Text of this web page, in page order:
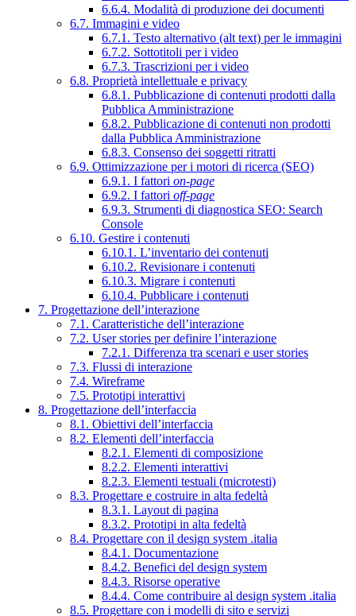
6.6.4. Modalità di produzione dei documenti
6.7. Immagini e video
6.7.1. Testo alternativo (alt text) per le immagini
6.7.2. Sottotitoli per i video
6.7.3. Trascrizioni per i video
6.8. Proprietà intellettuale e privacy
6.8.1. Pubblicazione di contenuti prodotti dalla
Pubblica Amministrazione
6.8.2. Pubblicazione di contenuti non prodotti
dalla Pubblica Amministrazione
6.8.3. Consenso dei soggetti ritratti
6.9. Ottimizzazione per i motori di ricerca (SEO)
6.9.1. I fattori on-page
6.9.2. I fattori off-page
6.9.3. Strumenti di diagnostica SEO: Search
Console
6.10. Gestire i contenuti
6.10.1. L’inventario dei contenuti
6.10.2. Revisionare i contenuti
6.10.3. Migrare i contenuti
6.10.4. Pubblicare i contenuti
7. Progettazione dell’interazione
7.1. Caratteristiche dell’interazione
7.2. User stories per definire l’interazione
7.2.1. Differenza tra scenari e user stories
7.3. Flussi di interazione
7.4. Wireframe
7.5. Prototipi interattivi
8. Progettazione dell’interfaccia
8.1. Obiettivi dell’interfaccia
8.2. Elementi dell’interfaccia
8.2.1. Elementi di composizione
8.2.2. Elementi interattivi
8.2.3. Elementi testuali (microtesti)
8.3. Progettare e costruire in alta fedeltà
8.3.1. Layout di pagina
8.3.2. Prototipi in alta fedeltà
8.4. Progettare con il design system .italia
8.4.1. Documentazione
8.4.2. Benefici del design system
8.4.3. Risorse operative
8.4.4. Come contribuire al design system .italia
8.5. Progettare con i modelli di sito e servizi